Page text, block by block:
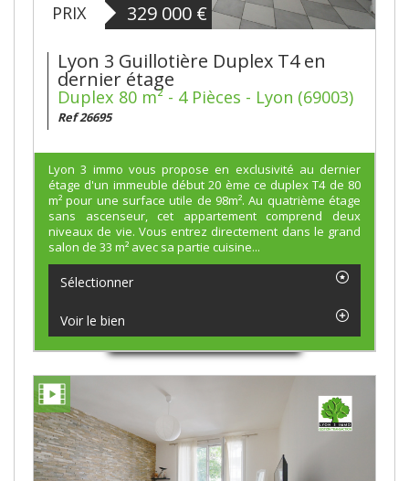
PRIX 329 000 €
Lyon 3 Guillotière Duplex T4 en
dernier étage
Duplex 80 m² - 4 Pièces - Lyon (69003)
Ref 26695
Lyon 3 immo vous propose en exclusivité au dernier
étage d'un immeuble début 20 ème ce duplex T4 de 80
m² pour une surface utile de 98m². Au quatrième étage
sans ascenseur, cet appartement comprend deux
niveaux de vie. Vous entrez directement dans le grand
salon de 33 m² avec sa partie cuisine...
Sélectionner
Voir le bien